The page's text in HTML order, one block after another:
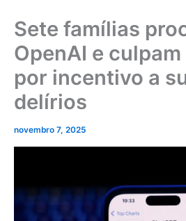
Sete famílias
OpenAI e
por incentivo a
delírios
novembro 7, 2025